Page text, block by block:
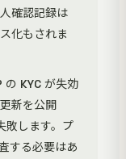
確認記録は
化もされま
の KYC が失効
新を公開
敗します。プ
する必要はあ